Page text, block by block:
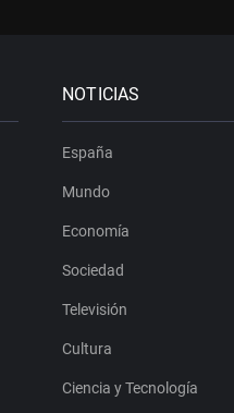
NOTICIAS
España
Mundo
Economía
Sociedad
Televisión
Cultura
Ciencia y Tecnología